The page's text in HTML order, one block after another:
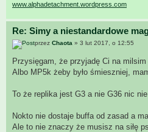
www.alphadetachment.wordpress.com
Re: Simy a niestandardowe
przez Chaota » 3 lut 2017, o 12:55
Przysięgam, że przyjadę Ci na milsim
Albo MP5k żeby było śmieszniej,
To że replika jest G3 a nie G36 nic
Nokto nie dostaje buffa od zasad a
Ale to nie znaczy że musisz na siłę